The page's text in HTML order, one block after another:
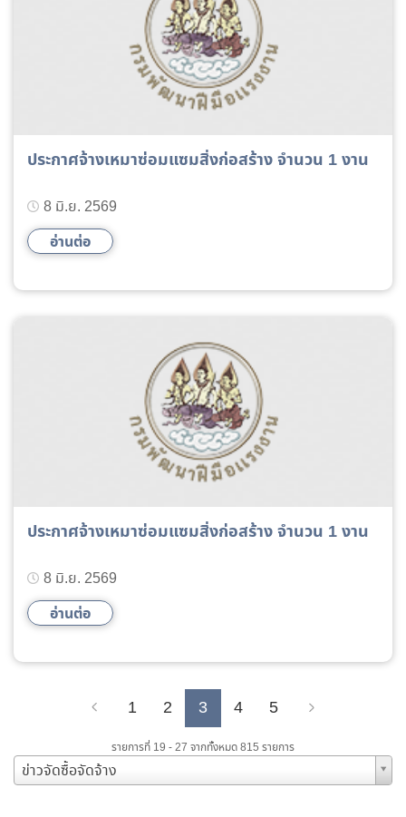
ประกาศจ้างเหมาซ่อมแซมสิ่งก่อสร้าง จำนวน 1 งาน
8 มิ.ย. 2569
อ่านต่อ
ประกาศจ้างเหมาซ่อมแซมสิ่งก่อสร้าง จำนวน 1 งาน
8 มิ.ย. 2569
อ่านต่อ
1 2 3 4 5
รายการที่ 19 - 27 จากทั้งหมด 815 รายการ
ข่าวจัดซื้อจัดจ้าง